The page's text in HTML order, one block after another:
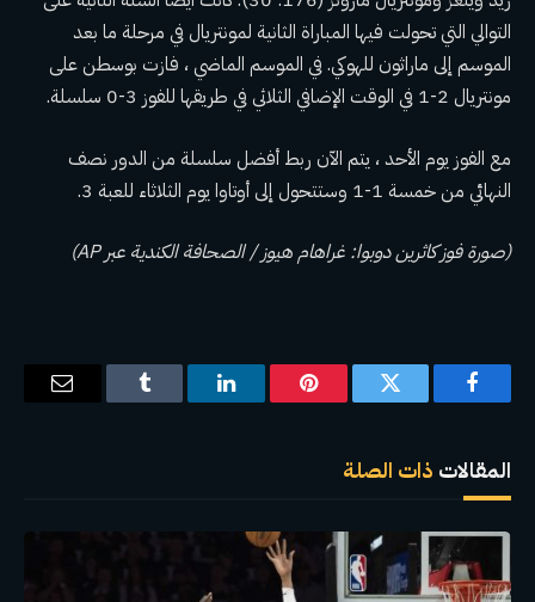
التوالي التي تحولت فيها المباراة الثانية لمونتريال في مرحلة ما بعد
الموسم إلى ماراثون للهوكي. في الموسم الماضي ، فازت بوسطن على
مونتريال 2-1 في الوقت الإضافي الثلاثي في ​​طريقها للفوز 3-0 سلسلة.
مع الفوز يوم الأحد ، يتم الآن ربط أفضل سلسلة من الدور نصف
النهائي من خمسة 1-1 وستتحول إلى أوتاوا يوم الثلاثاء للعبة 3.
(صورة فوز كاثرين دوبوا: غراهام هيوز / الصحافة الكندية عبر AP)
فيسبوك تويتر بينتيريستلينكدإن Tumblr
البريد
المقالات ذات الصلة